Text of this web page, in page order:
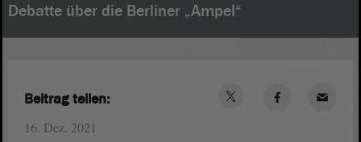
Debatte über die Berliner „Ampel“
16. Dez. 2021
Beitrag teilen: